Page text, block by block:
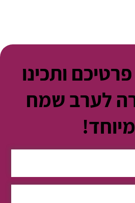
ותכינו
לערב שמח